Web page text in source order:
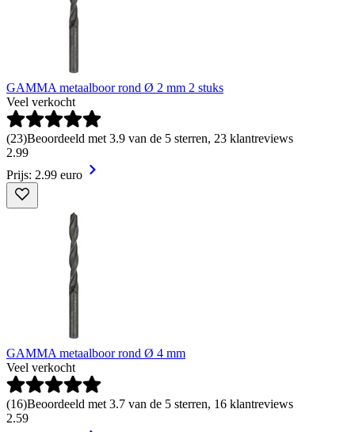
GAMMA metaalboor rond Ø 2 mm 2 stuks
Veel verkocht
(23)Beoordeeld met 3.9 van de 5 sterren, 23 klantreviews
2.99
Prijs: 2.99 euro
GAMMA metaalboor rond Ø 4 mm
Veel verkocht
(16)Beoordeeld met 3.7 van de 5 sterren, 16 klantreviews
2.59